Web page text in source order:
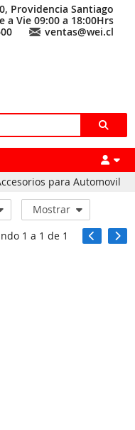
Providencia Santiago
a Vie 09:00 a 18:00Hrs
ventas@wei.cl
para Automovil
Mostrar
1 a 1 de 1